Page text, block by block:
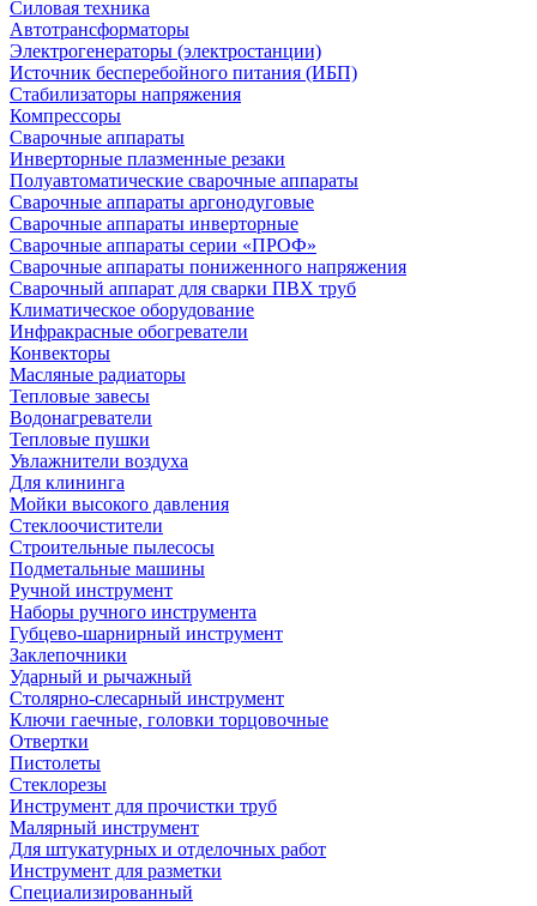
Силовая техника
Автотрансформаторы
Электрогенераторы (электростанции)
Источник бесперебойного питания (ИБП)
Стабилизаторы напряжения
Компрессоры
Сварочные аппараты
Инверторные плазменные резаки
Полуавтоматические сварочные аппараты
Сварочные аппараты аргонодуговые
Сварочные аппараты инверторные
Сварочные аппараты серии «ПРОФ»
Сварочные аппараты пониженного напряжения
Сварочный аппарат для сварки ПВХ труб
Климатическое оборудование
Инфракрасные обогреватели
Конвекторы
Масляные радиаторы
Тепловые завесы
Водонагреватели
Тепловые пушки
Увлажнители воздуха
Для клининга
Мойки высокого давления
Стеклоочистители
Строительные пылесосы
Подметальные машины
Ручной инструмент
Наборы ручного инструмента
Губцево-шарнирный инструмент
Заклепочники
Ударный и рычажный
Столярно-слесарный инструмент
Ключи гаечные, головки торцовочные
Отвертки
Пистолеты
Стеклорезы
Инструмент для прочистки труб
Малярный инструмент
Для штукатурных и отделочных работ
Инструмент для разметки
Специализированный